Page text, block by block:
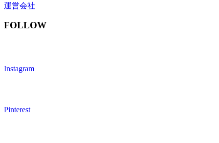
運営会社
FOLLOW
Instagram
Pinterest